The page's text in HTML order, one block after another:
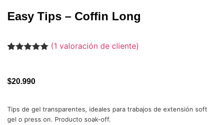
Easy Tips – Coffin Long
avaloración
(1 valoración de cliente)
$20.990
Tips de gel transparentes, ideales para trabajos de extensión soft
gel o press on. Producto soak-off.